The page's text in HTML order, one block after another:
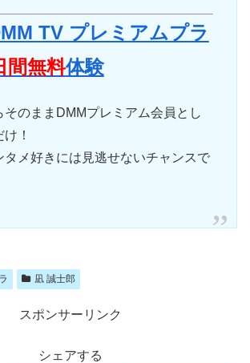
TV プレミアムプラ
間無料体験
そのままDMMプレミアム会員とし
！
タメ好きには見逃せないチャンスで
凪 誠士郎
スポンサーリンク
シェアする